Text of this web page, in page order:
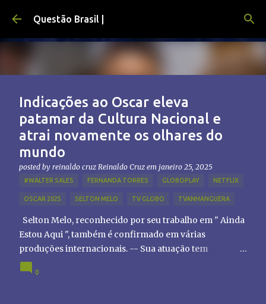
Pular para o conteúdo principal
Questão Brasil |
Indicações ao Oscar eleva
patamar da Cultura Nacional e
atrai novamente os olhares do
mundo
posted by reinaldo cruz Reinaldo Cruz em janeiro 25, 2025
#WALTER SALES FERNANDA TORRES GLOBOPLAY NETFLIX
OSCAR 2025 SELTON MELO TV GLOBO TVANHANGUERA
Selton Melo, reconhecido por seu trabalho em " Ainda
Estou Aqui ", também é confirmado em várias
produções internacionais. -- Sua atuação tem
chamado atenção de diretores e produtores fora do
Brasil, abrindo portas para novas oportunidades no
0